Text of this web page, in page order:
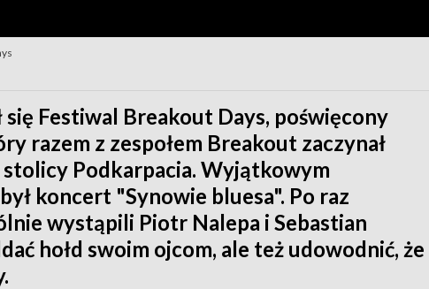
się Festiwal Breakout Days, poświęcony
razem z zespołem Breakout zaczynał
stolicy Podkarpacia. Wyjątkowym
koncert "Synowie bluesa". Po raz
wystąpili Piotr Nalepa i Sebastian
hołd swoim ojcom, ale też udowodnić, że